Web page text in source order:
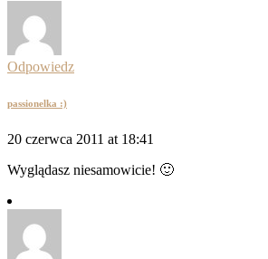
Odpowiedz
passionelka :)
20 czerwca 2011 at 18:41
Wyglądasz niesamowicie! 🙂